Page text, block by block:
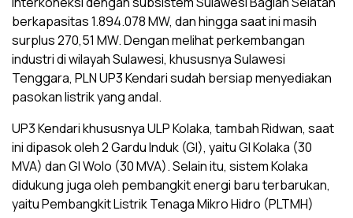
berkapasitas 1.894.078 MW, dan hingga saat ini masih
surplus 270,51 MW. Dengan melihat perkembangan
industri di wilayah Sulawesi, khususnya Sulawesi
Tenggara, PLN UP3 Kendari sudah bersiap menyediakan
pasokan listrik yang andal.
UP3 Kendari khususnya ULP Kolaka, tambah Ridwan, saat
ini dipasok oleh 2 Gardu Induk (GI), yaitu GI Kolaka (30
MVA) dan GI Wolo (30 MVA). Selain itu, sistem Kolaka
didukung juga oleh pembangkit energi baru terbarukan,
yaitu Pembangkit Listrik Tenaga Mikro Hidro (PLTMH)